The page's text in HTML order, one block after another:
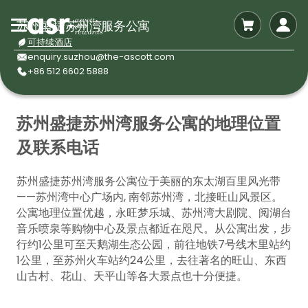
苏州盛捷苏州湾服务公寓
可持续酒店
enquiry.suzhou@the-ascott.com
+86 512 6602 5888
苏州盛捷苏州湾服务公寓的地理位置
及联系电话
苏州盛捷苏州湾服务公寓位于美丽的东太湖百里风光带
——苏州湾中心广场内, 南邻苏州湾，北接旺山风景区。
公寓地理位置优越，永旺梦乐城、苏州湾大剧院、阅湖台
音乐喷泉等购物中心及景点都近在咫尺。从公寓出发，步
行约1公里可至天鹅湖生态公园，前往地铁7号线木里站约
1公里，至苏州火车站约24公里，去往著名的旺山、东西
山古村、花山、天平山等各大景点也十分便捷。